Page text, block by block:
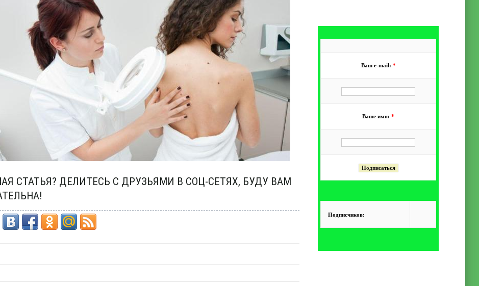
СТАТЬЯ? ДЕЛИТЕСЬ С ДРУЗЬЯМИ В СОЦ-СЕТЯХ, БУДУ ВАМ
Ваш e-mail: *
Ваше имя:*
Подписчиков: